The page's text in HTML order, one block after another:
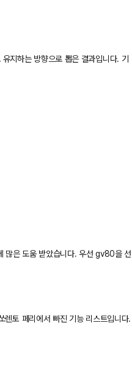
. 아
았습니다. 우선 gv80을 선
렌토 페리에서 빠진 기능 리스트입니다.